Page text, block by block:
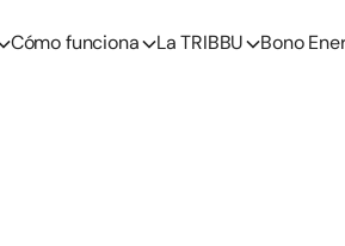
Cómo funciona La TRIBBU Bono